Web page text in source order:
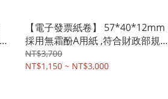
【電子發票紙卷】 57*40*12mm
採用無霜酚A用紙 ,符合財政部規定
(50卷)(100卷)(150卷)
NT$3,700
NT$1,150 ~ NT$3,000